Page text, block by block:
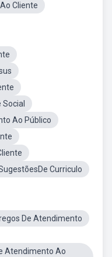
Cliente
Ao Público
Curriculo
De Atendimento
Atendimento Ao